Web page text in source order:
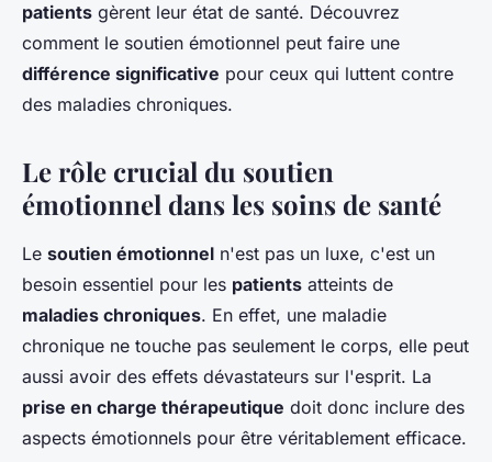
patients gèrent leur état de santé. Découvrez
comment le soutien émotionnel peut faire une
différence significative pour ceux qui luttent contre
des maladies chroniques.
Le rôle crucial du soutien
émotionnel dans les soins de santé
Le soutien émotionnel n'est pas un luxe, c'est un
besoin essentiel pour les patients atteints de
maladies chroniques. En effet, une maladie
chronique ne touche pas seulement le corps, elle peut
aussi avoir des effets dévastateurs sur l'esprit. La
prise en charge thérapeutique doit donc inclure des
aspects émotionnels pour être véritablement efficace.